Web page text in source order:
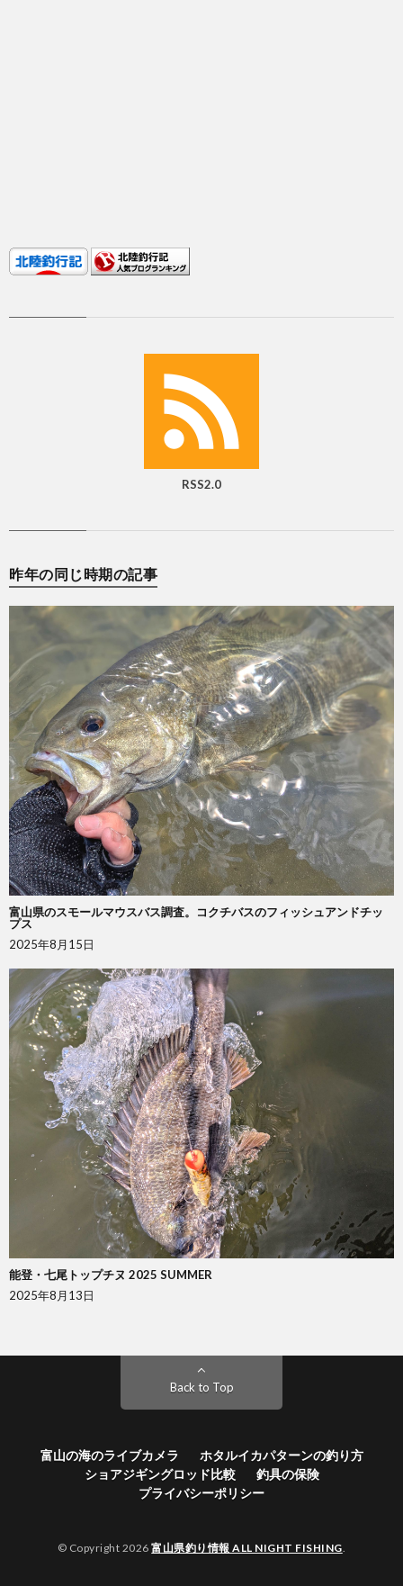
RSS2.0
昨年の同じ時期の記事
富山県のスモールマウスバス調査。コクチバスのフィッシュアンドチッ
プス
2025年8月15日
能登・七尾トップチヌ 2025 SUMMER
2025年8月13日
Back to Top
富山の海のライブカメラ
ホタルイカパターンの釣り方
ショアジギングロッド比較
釣具の保険
プライバシーポリシー
© Copyright 2026富山県釣り情報 ALL NIGHT FISHING.